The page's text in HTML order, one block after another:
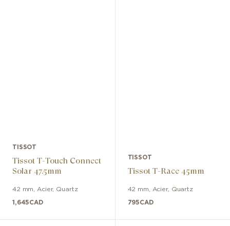
TISSOT
Tissot T-Touch Connect
Solar 47.5mm
42 mm Acier, Quartz
1,645CAD
TISSOT
Tissot T-Race 45mm
42 mm Acier, Quartz
795CAD